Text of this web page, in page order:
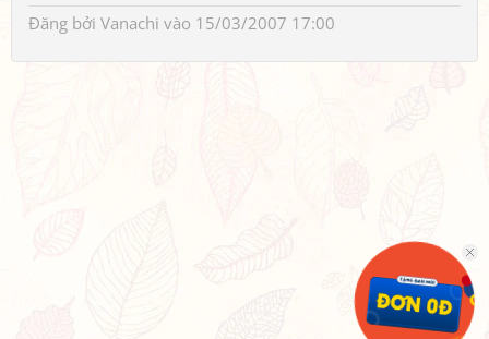
Đăng bởi Vanachi vào 15/03/2007 17:00